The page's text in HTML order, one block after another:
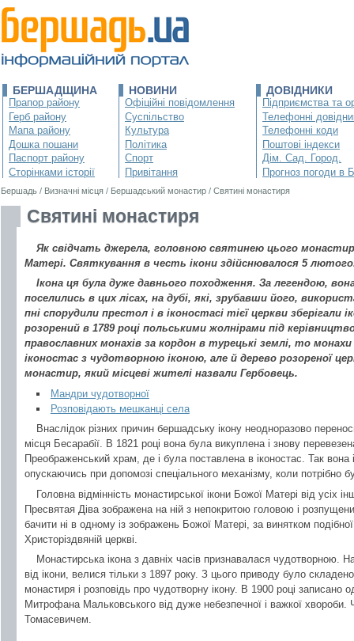
БЕРШАДЩИНА
Прапор району
Герб району
Мапа району
Дошка пошани
Паспорт району
Сторінками історії
НОВИНИ
Офіційні повідомлення
Суспільство
Культура
Політика
Спорт
Привітання
ДОВІДНИКИ
Підприємства та
Телефонні
Телефонні коди
Поштові індекси
Дім. Сад. Город.
Прогноз погоди в
Бершадь / Визначні місця / Бершадський монастир / Святині монастиря
Святині монастиря
Як свідчать джерела, головною святинею цього
Матері. Святкування в честь ікони здійснювалося 5
Ікона ця була дуже давнього походження. За легендою,
поселились в цих лісах, на дубі, які, зрубавши його,
пні спорудили престол і в іконостасі тієї церкви
розорений в 1789 році польськими жолнірами під
православних монахів за кордон в турецькі землі, то
іконостас з чудотворною іконою, але й дерево розореної
монастир, який місцеві жителі назвали Гербовець.
Мандри чудотворної
Розповідають мешканці села
Внаслідок різних причин бершадську ікону неодноразово
місця Бесарабії. В 1821 році вона була викуплена і знову
Преображенський храм, де і була поставлена в іконостас. Так вона
опускаючись при допомозі спеціального механізму, коли потрібно
Головна відмінність монастирської ікони Божої Матері від усіх
Пресвятая Діва зображена на ній з непокритою головою і
бачити ні в одному із зображень Божої Матері, за винятком
Христоріздвяній церкві.
Монастирська ікона з давніх часів признавалася чудотворною.
від ікони, велися тільки з 1897 року. З цього приводу було
монастиря і розповідь про чудотворну ікону. В 1900 році записано
Митрофана Мальковського від дуже небезпечної і важкої
Томасевичем.